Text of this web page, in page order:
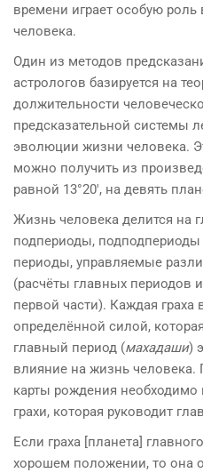
времени игра­ет особую
человека.
Один из методов
астрологов базируется на
должительности
предсказательной си­стемы
эволюции жизни человека.
можно получить из
равной 13°20′, на девять
Жизнь человека делится на
подпериоды,
перио­ды, управляемые
(расчёты главных периодов
первой части). Каждая граха
определённой си­лой,
главный период (махадаши)
влияние на жизнь человека.
карты рождения
грахи, которая руководит
Если граха [планета]
хорошем положении, то она